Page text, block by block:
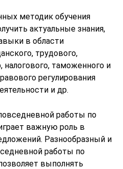
методик обучения
актуальные знания,
в области
трудового,
налогового, таможенного и
регулирования
и др.
работы по
важную роль в
Разнообразный и
работы по
выполнять